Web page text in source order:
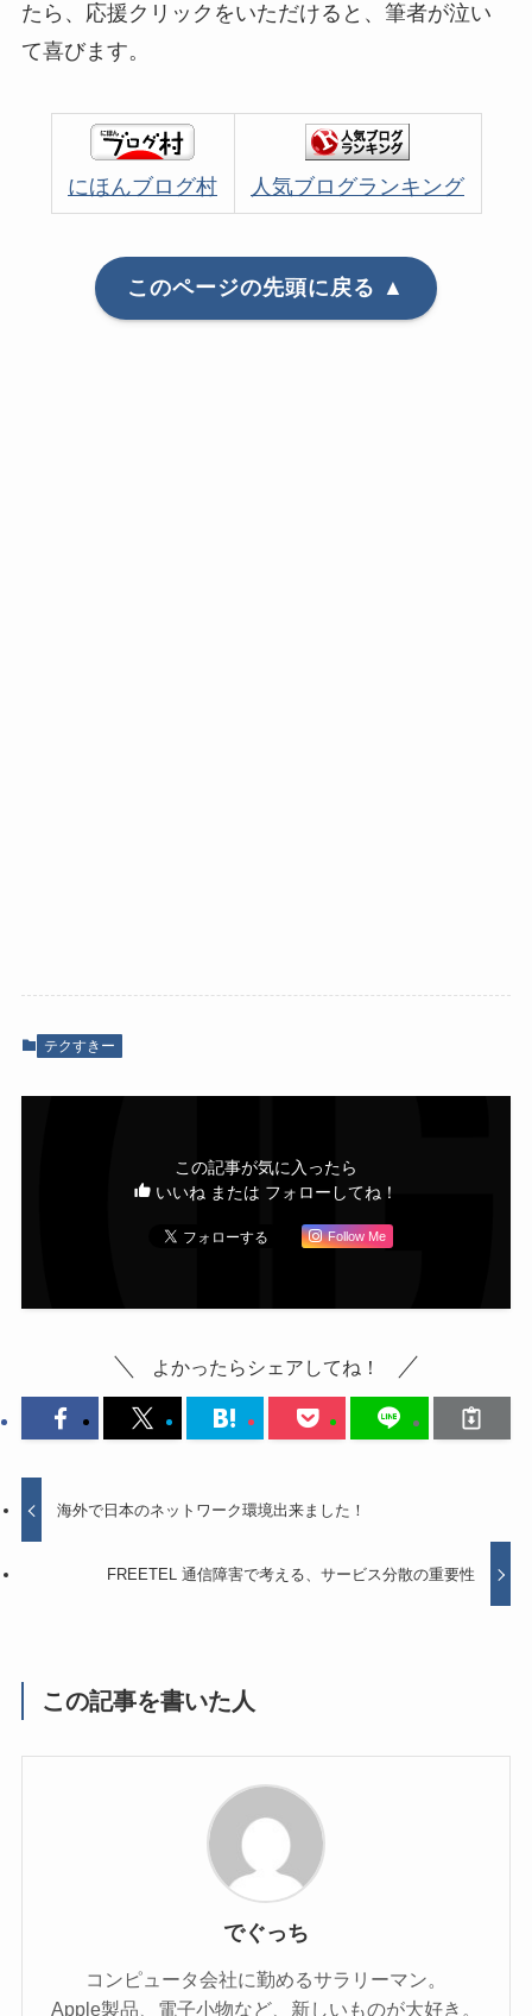
たら、応援クリックをいただけると、筆者が泣い
て喜びます。
にほんブログ村 人気ブログランキング
このページの先頭に戻る ▲
テクすきー
この記事が気に入ったら
いいね または フォローしてね！
Follow Me
よかったらシェアしてね！
海外で日本のネットワーク環境出来ました！
FREETEL 通信障害で考える、サービス分散の重要性
この記事を書いた人
でぐっち
コンピュータ会社に勤めるサラリーマン。
Apple製品、電子小物など、新しいものが大好き。